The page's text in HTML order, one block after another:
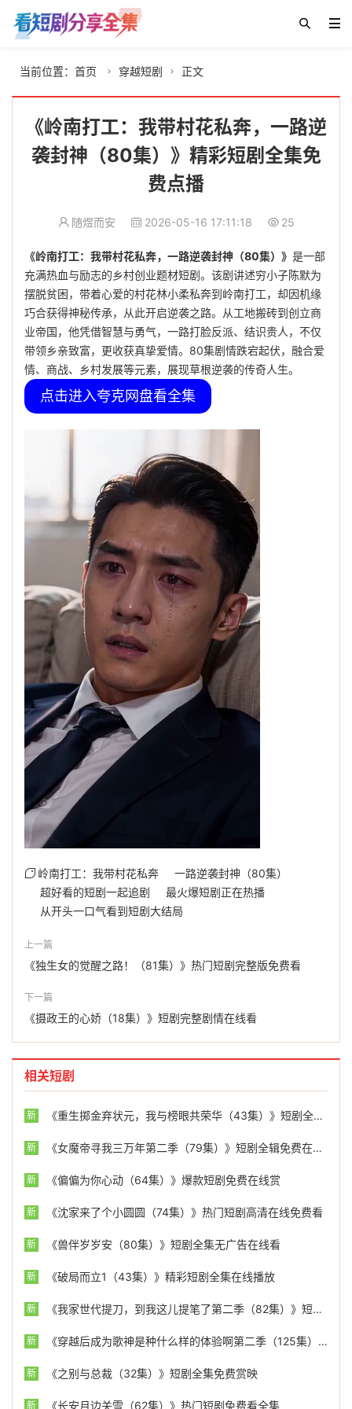
当前位置： 首页  穿越短剧  正文
《岭南打工：我带村花私奔，一路逆
袭封神（80集）》精彩短剧全集免
费点播
随煜而安 2026-05-16 17:11:18 25
《岭南打工：我带村花私奔，一路逆袭封神（80集）》 是一部
充满热血与励志的乡村创业题材短剧。该剧讲述穷小子陈默为
摆脱贫困，带着心爱的村花林小柔私奔到岭南打工，却因机缘
巧合获得神秘传承，从此开启逆袭之路。从工地搬砖到创立商
业帝国，他凭借智慧与勇气，一路打脸反派、结识贵人，不仅
带领乡亲致富，更收获真挚爱情。80集剧情跌宕起伏，融合爱
情、商战、乡村发展等元素，展现草根逆袭的传奇人生。
点击进入夸克网盘看全集
岭南打工：我带村花私奔
一路逆袭封神（80集）
超好看的短剧一起追剧
最火爆短剧正在热播
从开头一口气看到短剧大结局
上一篇
《独生女的觉醒之路！（81集）》热门短剧完整版免费看
下一篇
《摄政王的心娇（18集）》短剧完整剧情在线看
相关短剧
新 《重生掷金弃状元，我与榜眼共荣华（43集）》短剧全集高清免费播放
新 《女魔帝寻我三万年第二季（79集）》短剧全辑免费在线品鉴
新 《偏偏为你心动（64集）》爆款短剧免费在线赏
新 《沈家来了个小圆圆（74集）》热门短剧高清在线免费看
新 《兽伴岁岁安（80集）》短剧全集无广告在线看
新 《破局而立1（43集）》精彩短剧全集在线播放
新 《我家世代提刀，到我这儿提笔了第二季（82集）》短剧全集在线高清播放
新 《穿越后成为歌神是种什么样的体验啊第二季（125集）》热门短剧全集免费畅看
新 《之别与总裁（32集）》短剧全集免费赏映
新 《长安月边关雪（62集）》热门短剧免费看全集